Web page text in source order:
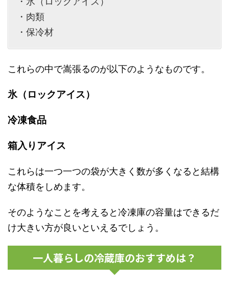
・肉類
・保冷材
これらの中で嵩張るのが以下のようなものです。
氷（ロックアイス）
冷凍食品
箱入りアイス
これらは一つ一つの袋が大きく数が多くなると結構
な体積をしめます。
そのようなことを考えると冷凍庫の容量はできるだ
け大きい方が良いといえるでしょう。
一人暮らしの冷蔵庫のおすすめは？